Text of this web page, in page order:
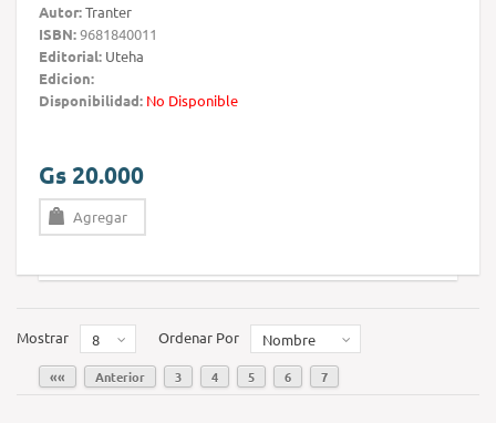
Autor:Tranter
ISBN:9681840011
Editorial: Uteha
Edicion:
Disponibilidad: No Disponible
Gs 20.000
Agregar
Mostrar 8 Ordenar Por Nombre
«« Anterior 3 4 5 6 7